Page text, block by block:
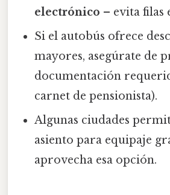
electrónico – evita filas
Si el autobús ofrece
mayores, asegúrate de
documentación
carnet de pensionista).
Algunas ciudades
asiento para equipaje
aprovecha esa opción.